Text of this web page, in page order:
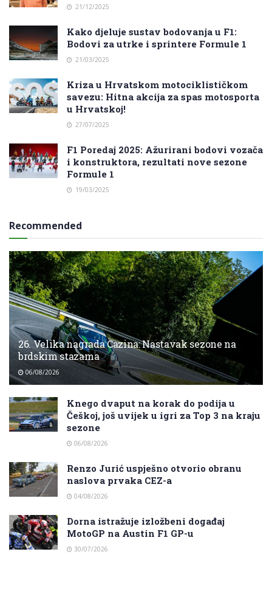
21/12/2025
Kako djeluje sustav bodovanja u F1:
Bodovi za utrke i sprintere Formule 1
21/03/2025
Kriza u Hrvatskom motociklističkom
savezu: Hitna akcija za spas motosporta
u Hrvatskoj!
27/07/2025
F1 Poredaj 2025: Ažurirani bodovi vozača
i konstruktora, rezultati nove sezone
Formule 1
19/03/2025
Recommended
26. Velika nagrada Cazina: Nastavak sezone na
brdskim stazama
06/08/2026
Knego dvaput na korak do podija u
Češkoj, još uvijek u igri za Top 3 na kraju
sezone
06/08/2026
Renzo Jurić uspješno otvorio obranu
naslova prvaka CEZ-a
04/08/2026
Dorna istražuje izložbeni događaj
MotoGP na Austin F1 GP-u
30/07/2026